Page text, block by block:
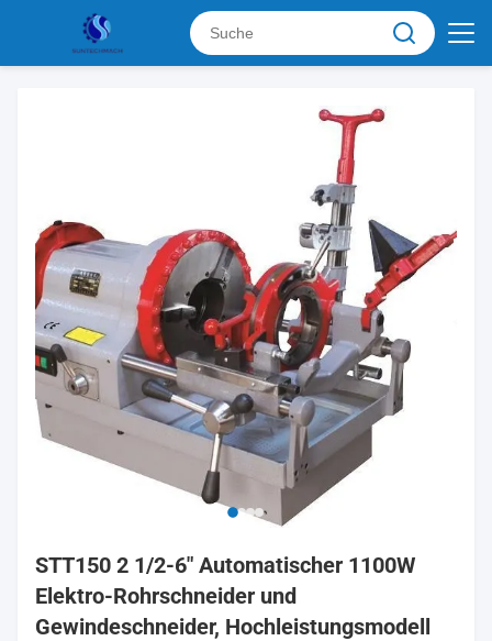
STT150 2 1/2-6" Automatischer 1100W
Elektro-Rohrschneider und
Gewindeschneider, Hochleistungsmodell